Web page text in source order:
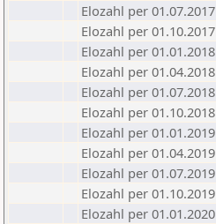
Elozahl per 01.07.2017
Elozahl per 01.10.2017
Elozahl per 01.01.2018
Elozahl per 01.04.2018
Elozahl per 01.07.2018
Elozahl per 01.10.2018
Elozahl per 01.01.2019
Elozahl per 01.04.2019
Elozahl per 01.07.2019
Elozahl per 01.10.2019
Elozahl per 01.01.2020